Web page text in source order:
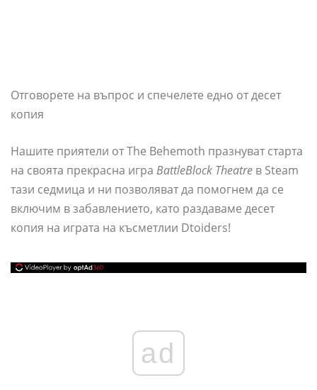
Отговорете на въпрос и спечелете едно от десет
копия
Нашите приятели от The Behemoth празнуват старта
на своята прекрасна игра BattleBlock Theatre в Steam
тази седмица и ни позволяват да помогнем да се
включим в забавлението, като раздаваме десет
копия на играта на късметлии Dtoiders!
ad